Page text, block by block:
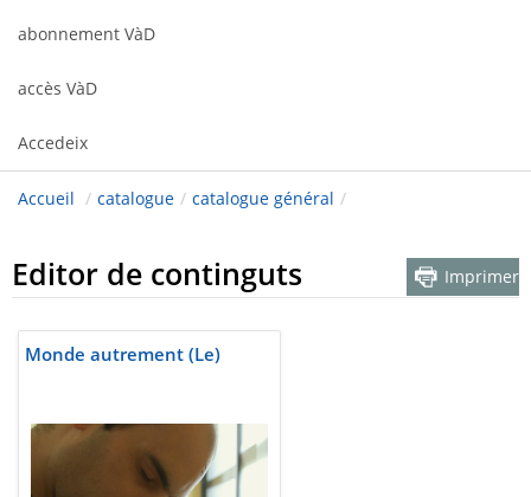
abonnement VàD
accès VàD
Accedeix
Accueil / catalogue / catalogue général /
Editor de continguts Imprimer
Monde autrement (Le)